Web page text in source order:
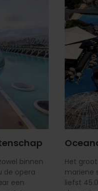
binnen
de opera
een
Het
mariene
liefst